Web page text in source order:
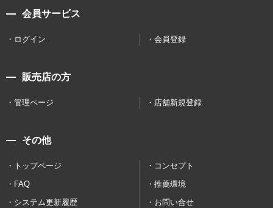
会員サービス
ログイン 会員登録
販売店の方
管理ページ 店舗新規登録
その他
トップページ
コンセプト
FAQ
推薦環境
システム更新履歴
お問い合せ